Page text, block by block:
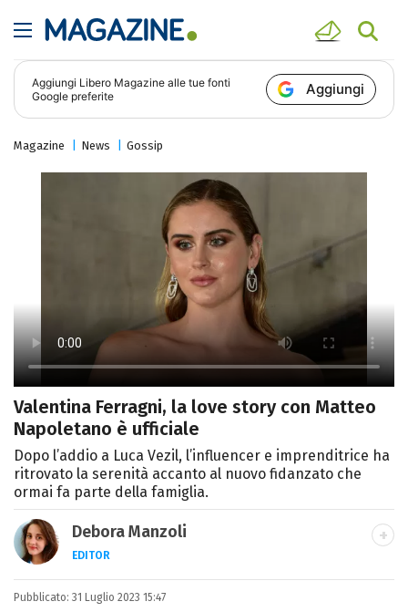
Aggiungi Libero Magazine alle tue fonti
Google preferite
Aggiungi
Magazine News Gossip
Valentina Ferragni, la love story con Matteo
Napoletano è ufficiale
Dopo l’addio a Luca Vezil, l’influencer e imprenditrice ha
ritrovato la serenità accanto al nuovo fidanzato che
ormai fa parte della famiglia.
Debora Manzoli
EDITOR
LINKEDIN
INSTAGRAM FACEBOOK SITO
Scrittrice, copywriter, editor e pubblicista
Pubblicato: 31 Luglio 2023 15:47